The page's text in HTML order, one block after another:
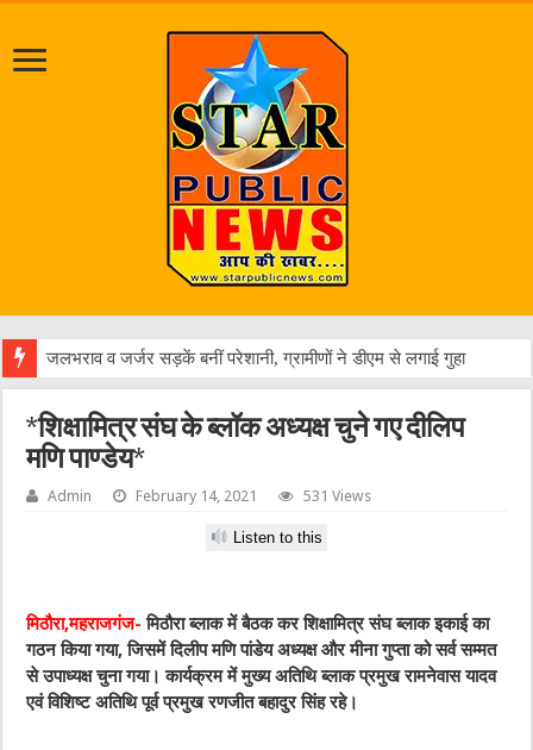
एक व
*शिक्षामित्र संघ के ब्लॉक अध्यक्ष चुने गए दीलिप
मणि पाण्डेय*
Admin February 14, 2021 531 Views
Listen to this
मिठौरा,महराजगंज-मिठौरा ब्लाक में बैठक कर शिक्षामित्र संघ ब्लाक इकाई का
गठन किया गया, जिसमें दिलीप मणि पांडेय अध्यक्ष और मीना गुप्ता को सर्व सम्मत
से उपाध्यक्ष चुना गया। कार्यक्रम में मुख्य अतिथि ब्लाक प्रमुख रामनेवास यादव
एवं विशिष्ट अतिथि पूर्व प्रमुख रणजीत बहादुर सिंह रहे।